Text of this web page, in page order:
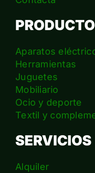
Aparatos
Herramientas
Juguetes
Mobiliario
Ocio y deporte
Textil y
SERVICIOS
Alquiler